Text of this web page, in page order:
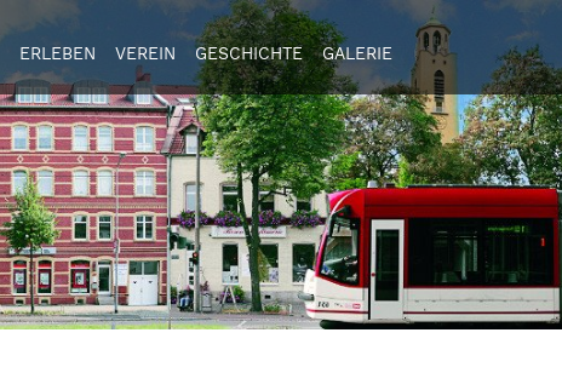
ERLEBEN VEREIN GESCHICHTE GALERIE